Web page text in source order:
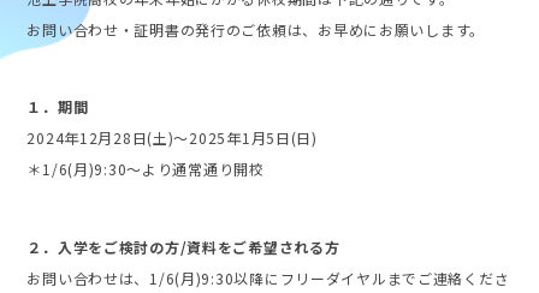
お問い合わせ・証明書の発行のご依頼は、お早めにお願いします。
１．期間
2024年12月28日(土)～2025年1月5日(日)
＊1/6(月)9:30～より通常通り開校
２．入学をご検討の方/資料をご希望される方
お問い合わせは、1/6(月)9:30以降にフリーダイヤルまでご連絡くださ